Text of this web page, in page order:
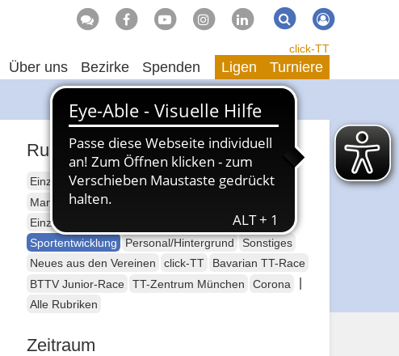
Suche Suchen
Über uns Bezirke Spenden
click-TT
Ligen Turniere
Rubriken
Einzelsport Erwachsene
Mannschaftssport Erwachsene
Einzelsport Jugend
Mannschaftssport Jugend
Sportentwicklung
Personal/Hintergrund
Sonstiges
Neues aus den Vereinen
click-TT
Bavarian TT-Race
BTTV Junior-Race
TT-Zentrum München Corona
Alle Rubriken
Zeitraum